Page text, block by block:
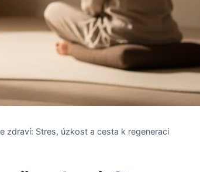
zdraví: Stres, úzkost a cesta k regeneraci